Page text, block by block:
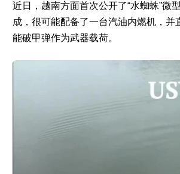
近日，越南方面首次公开了“水蜘蛛”微
成，很可能配备了一台汽油内燃机，
能破甲弹作为武器载荷。